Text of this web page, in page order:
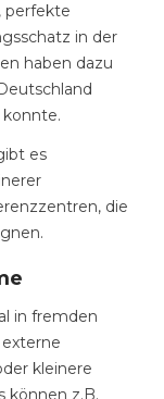
perfekte
in der
haben dazu
es
die
in fremden
kleinere
können z.B.